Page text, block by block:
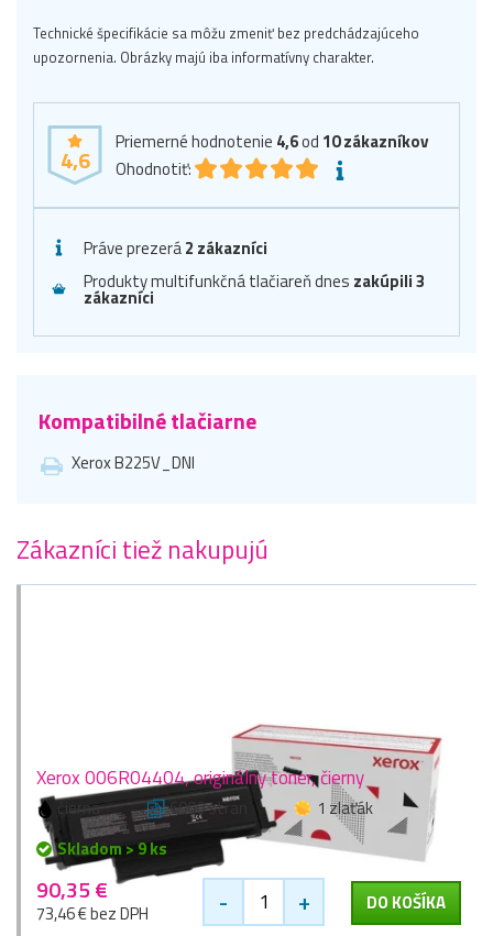
Technické špecifikácie sa môžu zmeniť bez predchádzajúceho
upozornenia. Obrázky majú iba informatívny charakter.
4,6
Priemerné hodnotenie 4,6od 10zákazníkov
Ohodnotiť:
Práve prezerá2 zákazníci
Produkty multifunkčná tlačiareň dnes zakúpili 3
zákazníci
Kompatibilné tlačiarne
Xerox B225V_DNI
Zákazníci tiež nakupujú
Xerox 006R04404, originálny toner, čierny
čierna 6000 stran
1 zlaťák
Skladom > 9 ks
90,35 €
73,46 € bez DPH - + DO KOŠÍKA